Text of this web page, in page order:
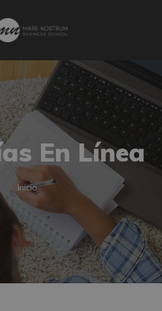
En Línea
Inicio